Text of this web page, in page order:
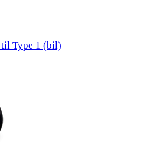
Type 1 (bil)